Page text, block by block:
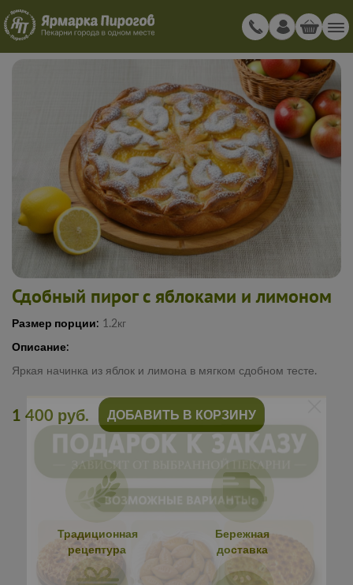
Сдобный пирог с яблоками и лимоном
Размер порции: 1.2кг
Описание:
Яркая начинка из яблок и лимона в мягком сдобном тесте.
Традиционная
рецептура
Бережная
доставка
1 400 руб. ДОБАВИТЬ В КОРЗИНУ